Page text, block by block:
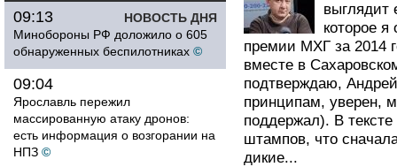
НОВОСТЬ ДНЯ
09:13
Минобороны РФ доложило о 605
обнаруженных беспилотниках ©
09:04
Ярославль пережил
массированную атаку дронов:
есть информация о возгорании на
НПЗ ©
выглядит
которое я
премии МХГ за 2014
вместе в
подтверждаю,
принципам, уверен,
поддержал). В тексте
штампов, что
дикие...